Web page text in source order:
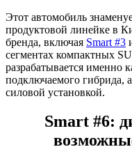
Этот автомобиль
продуктовой линейке в
бренда, включая Smart #3
сегментах компактных
разрабатывается именно
подключаемого гибрида,
силовой установкой.
Smart #6: